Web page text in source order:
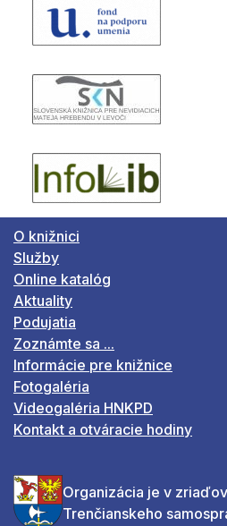
O knižnici
Služby
Online katalóg
Aktuality
Podujatia
Zoznámte sa ...
Informácie pre knižnice
Fotogaléria
Videogaléria HNKPD
Kontakt a otváracie hodiny
Organizácia je v
Trenčianskeho